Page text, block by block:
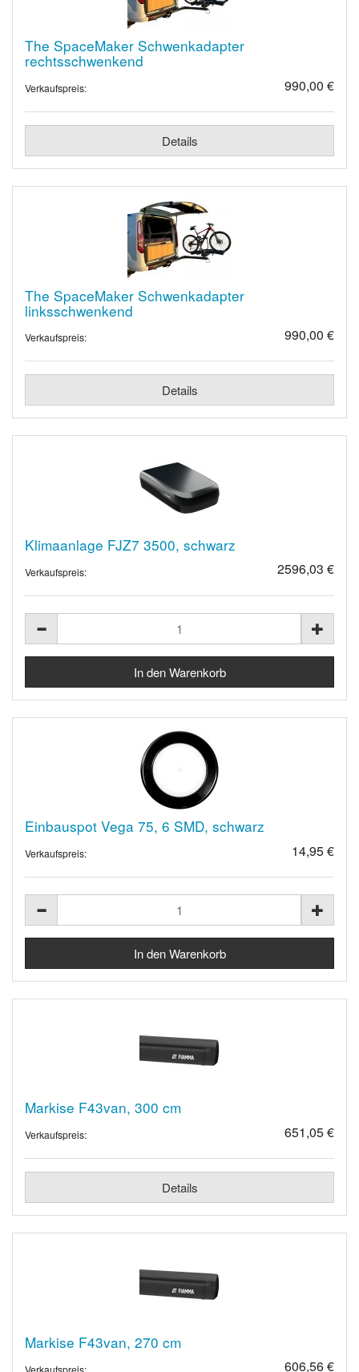
The SpaceMaker Schwenkadapter
rechtsschwenkend
Verkaufspreis: 990,00 €
Details
The SpaceMaker Schwenkadapter
linksschwenkend
Verkaufspreis: 990,00 €
Details
Klimaanlage FJZ7 3500, schwarz
Verkaufspreis: 2596,03 €
Einbauspot Vega 75, 6 SMD, schwarz
Verkaufspreis: 14,95 €
Markise F43van, 300 cm
Verkaufspreis: 651,05 €
Details
Markise F43van, 270 cm
Verkaufspreis: 606,56 €